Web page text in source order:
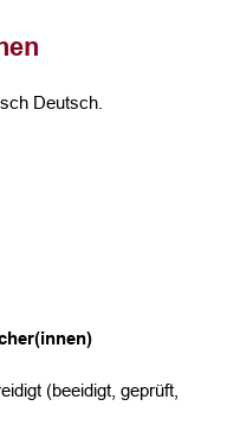
Deutsch.
(beeidigt, geprüft,